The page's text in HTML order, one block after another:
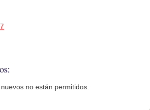
no están permitidos.